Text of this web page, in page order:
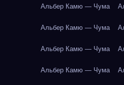
Альбер Камю — Чума
Альбер Камю — Чума
Альбер Камю — Чума
Альбер Камю — Чума